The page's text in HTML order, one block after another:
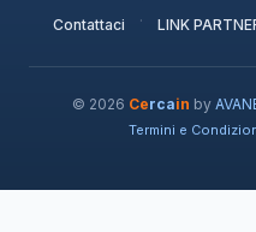
Contattaci · LINK
© 2026 Cercain by
Termini e